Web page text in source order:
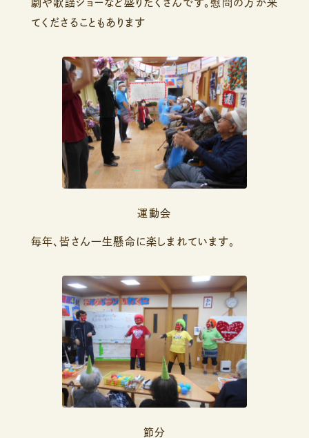
劇や歌謡ショーなど盛りだくさんです。慰問の方が来
てくださることもあります
運動会
毎年、皆さん一生懸命に楽しまれています。
節分